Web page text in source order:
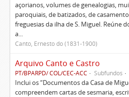
açorianos, volumes de genealogias,
paroquiais, de batizados, de
freguesias da ilha de S. Miguel. Reúne
a...
Canto, Ernesto do (1831-1900)
Arquivo Canto e Castro
PT/BPARPD/ COL/CEC-ACC Subfundos
Inclui os “Documentos da Casa de
compreendem cartas de sesmaria,